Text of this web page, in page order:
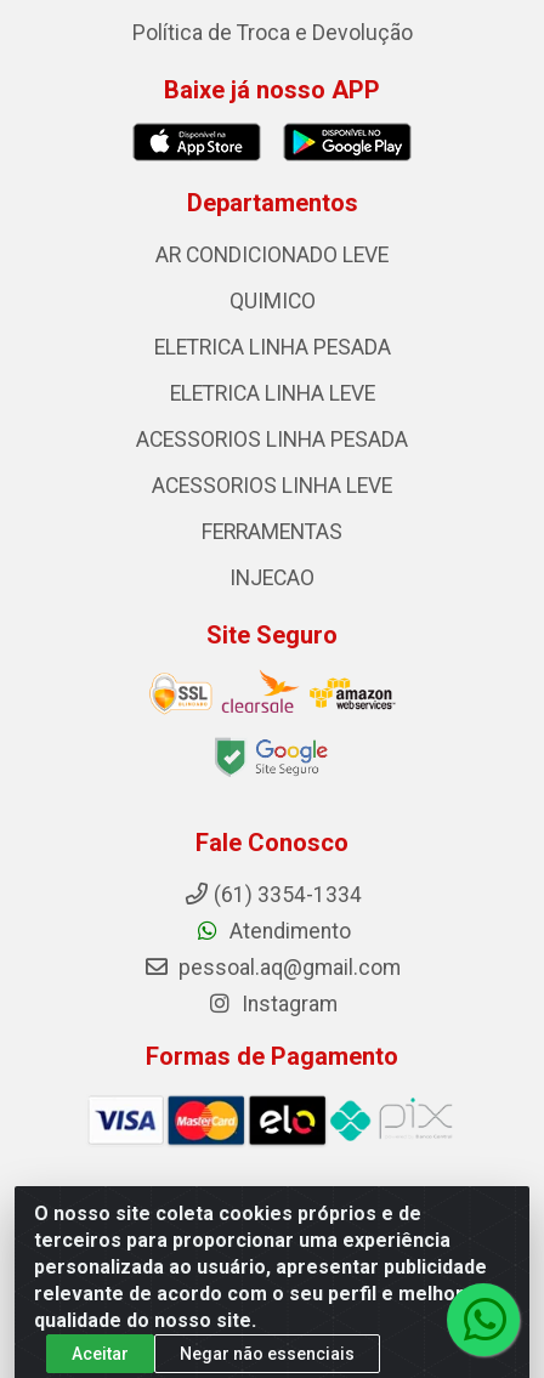
O nosso site coleta cookies próprios e de
terceiros para proporcionar uma experiência
personalizada ao usuário, apresentar publicidade
relevante de acordo com o seu perfil e melhorar a
qualidade do nosso site.
Aceitar Negar não essenciais
Política de Troca e Devolução
Baixe já nosso APP
Departamentos
AR CONDICIONADO LEVE
QUIMICO
ELETRICA LINHA PESADA
ELETRICA LINHA LEVE
ACESSORIOS LINHA PESADA
ACESSORIOS LINHA LEVE
FERRAMENTAS
INJECAO
Site Seguro
Fale Conosco
(61) 3354-1334
Atendimento
pessoal.aq@gmail.com
Instagram
Formas de Pagamento
Auto Qualidade Comercio de Pecas LTDA - Quadra Qi 23, S/N,
Lote 05/06 - Taguatinga, Brasília/DF - CEP 72.135-230 - CNPJ
72.617.459/0001-40